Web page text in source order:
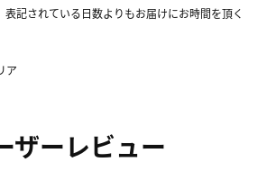
記されている日数よりもお届けにお時間を頂く
ア
ザーレビュー